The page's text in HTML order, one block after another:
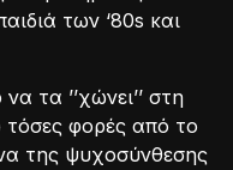
των ‘80s και
τα ’’χώνει’’ στη
τόσες φορές από το
της ψυχοσύνθεσης